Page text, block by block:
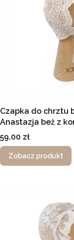
Czapka do chrztu
Anastazja beż z
Cena
59,00 zł
Zobacz produkt